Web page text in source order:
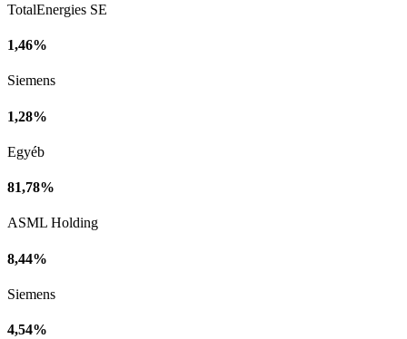
TotalEnergies SE
1,46%
Siemens
1,28%
Egyéb
81,78%
ASML Holding
8,44%
Siemens
4,54%